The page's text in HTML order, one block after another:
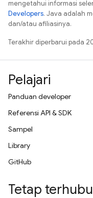
mengetahui informasi
Developers. Java adalah
dan/atau afiliasinya.
Terakhir diperbarui pada
Pelajari
Panduan developer
Referensi API & SDK
Sampel
Library
GitHub
Tetap